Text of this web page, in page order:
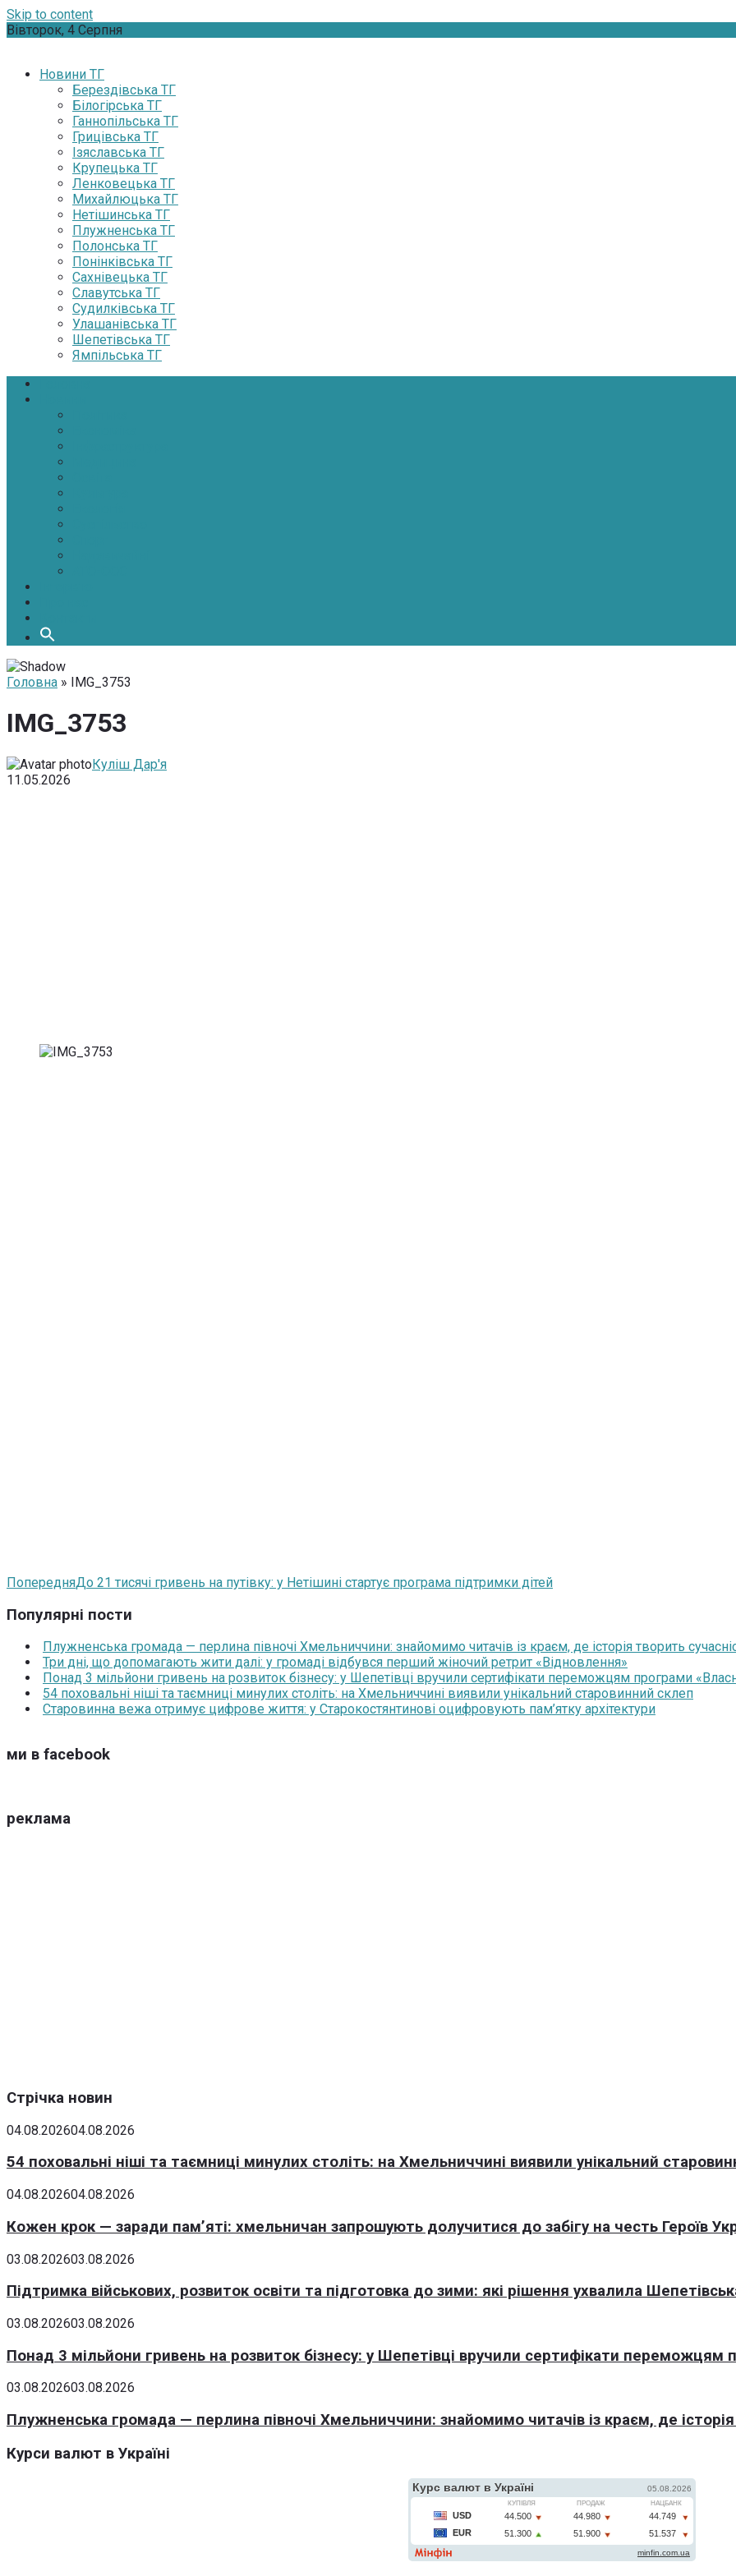
Skip to content
Вівторок, 4 Серпня
Новини ТГ
Берездівська ТГ
Білогірська ТГ
Ганнопільська ТГ
Грицівська ТГ
Ізяславська ТГ
Крупецька ТГ
Ленковецька ТГ
Михайлюцька ТГ
Нетішинська ТГ
Плужненська ТГ
Полонська ТГ
Понінківська ТГ
Сахнівецька ТГ
Славутська ТГ
Судилківська ТГ
Улашанівська ТГ
Шепетівська ТГ
Ямпільська ТГ
Головна » IMG_3753
IMG_3753
Куліш Дар'я
11.05.2026
ПопередняДо 21 тисячі гривень на путівку: у Нетішині стартує програма підтримки дітей
Популярні пости
Плужненська громада — перлина півночі Хмельниччини: знайомимо читачів із краєм, де історія творить
Три дні, що допомагають жити далі: у громаді відбувся перший жіночий ретрит «Відновлення»
Понад 3 мільйони гривень на розвиток бізнесу: у Шепетівці вручили сертифікати переможцям програми
54 поховальні ніші та таємниці минулих століть: на Хмельниччині виявили унікальний старовинний склеп
Старовинна вежа отримує цифрове життя: у Старокостянтинові оцифровують пам’ятку архітектури
ми в facebook
реклама
Стрічка новин
04.08.202604.08.2026
54 поховальні ніші та таємниці минулих століть: на Хмельниччині виявили унікальний
04.08.202604.08.2026
Кожен крок — заради пам’яті: хмельничан запрошують долучитися до забігу на честь Героїв
03.08.202603.08.2026
Підтримка військових, розвиток освіти та підготовка до зими: які рішення ухвалила
03.08.202603.08.2026
Понад 3 мільйони гривень на розвиток бізнесу: у Шепетівці вручили сертифікати переможцям
03.08.202603.08.2026
Плужненська громада — перлина півночі Хмельниччини: знайомимо читачів із краєм, де історія
Курси валют в Україні